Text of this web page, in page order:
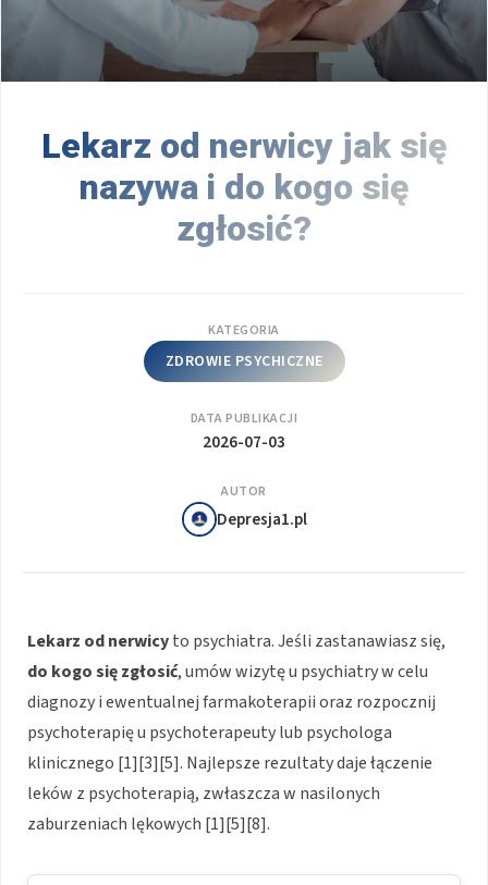
Lekarz od nerwicy jak się
nazywa i do kogo się
zgłosić?
KATEGORIA
ZDROWIE PSYCHICZNE
DATA PUBLIKACJI
2026-07-03
AUTOR
Depresja1.pl
Lekarz od nerwicyto psychiatra. Jeśli zastanawiasz się,
do kogo się zgłosić, umów wizytę u psychiatry w celu
diagnozy i ewentualnej farmakoterapii oraz rozpocznij
psychoterapię u psychoterapeuty lub psychologa
klinicznego [1][3][5]. Najlepsze rezultaty daje łączenie
leków z psychoterapią, zwłaszcza w nasilonych
zaburzeniach lękowych [1][5][8].